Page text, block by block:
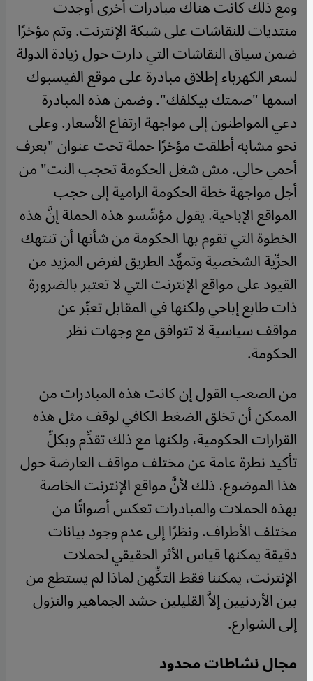
​​ومع ذلك كانت هناك مبادرات أخرى أوجدت
منتديات للنقاشات على شبكة الإنترنت. وتم مؤخرًا
ضمن سياق النقاشات التي دارت حول زيادة الدولة
لسعر الكهرباء إطلاق مبادرة على موقع الفيسبوك
اسمها "صمتك بيكلفك". وضمن هذه المبادرة
دعي المواطنون إلى مواجهة ارتفاع الأسعار. وعلى
نحو مشابه أطلقت مؤخرًا حملة تحت عنوان "بعرف
أحمي حالي. مش شغل الحكومة تحجب النت" من
أجل مواجهة خطة الحكومة الرامية إلى حجب
المواقع الإباحية. يقول مؤسِّسو هذه الحملة إنَّ هذه
الخطوة التي تقوم بها الحكومة من شأنها أن تنتهك
الحرِّية الشخصية وتمهِّد الطريق لفرض المزيد من
القيود على مواقع الإنترنت التي لا تعتبر بالضرورة
ذات طابع إباحي ولكنها في المقابل تعبِّر عن
مواقف سياسية لا تتوافق مع وجهات نظر
الحكومة.
من الصعب القول إن كانت هذه المبادرات من
الممكن أن تخلق الضغط الكافي لوقف مثل هذه
القرارات الحكومية، ولكنها مع ذلك تقدِّم وبكلِّ
تأكيد نطرة عامة عن مختلف مواقف العارضة حول
هذا الموضوع، ذلك لأنَّ مواقع الإنترنت الخاصة
بهذه الحملات والمبادرات تعكس أصواتًا من
مختلف الأطراف. ونظرًا إلى عدم وجود بيانات
دقيقة يمكنها قياس الأثر الحقيقي لحملات
الإنترنت، يمكننا فقط التكِّهن لماذا لم يستطع من
بين الأردنيين إلاَّ القليلين حشد الجماهير والنزول
إلى الشوارع.
مجال نشاطات محدود